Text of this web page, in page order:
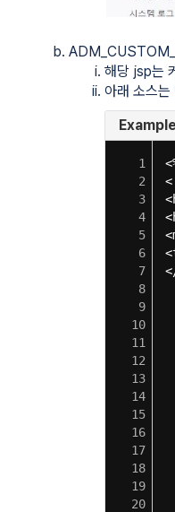
미지 커스텀 기능을 추가하였
서 제공하는 FileDB에 대해
을 지원하지 않습니다.
사용자의 그룹 정보를 가져오
습니다.
습니다.
제거 여부를 설정하는 옵션
오픈소스 고지, SBOM을 확인
적으로 백업하고 조회 및 다
도 탭으로 분리되었습니다.
수정 일자에 관계 없이 전체 목
복원 및 영구 삭제 할 수 있습
해당 jsp는
아래 소스는
1
2
3
4
5
6
7
8
9
10
11
12
13
14
15
16
17
18
19
20